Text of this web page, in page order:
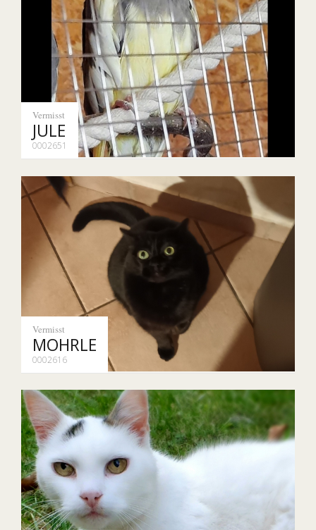
Vermisst
JULE
0002651
Vermisst
MOHRLE
0002616